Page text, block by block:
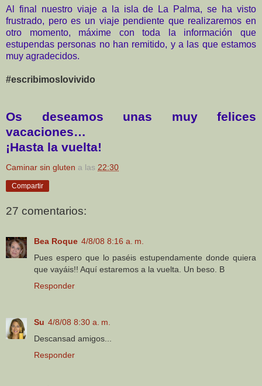
Al final nuestro viaje a la isla de La Palma, se ha visto
frustrado, pero es un viaje pendiente que realizaremos en
otro momento, máxime con toda la información que
estupendas personas no han remitido, y a las que estamos
muy agradecidos.
#escribimoslovivido
Os deseamos unas muy felices
vacaciones…
¡Hasta la vuelta!
Caminar sin gluten a las 22:30
Compartir
27 comentarios:
Bea Roque 4/8/08 8:16 a. m.
Pues espero que lo paséis estupendamente donde quiera
que vayáis!! Aquí estaremos a la vuelta. Un beso. B
Responder
Su 4/8/08 8:30 a. m.
Descansad amigos...
Responder